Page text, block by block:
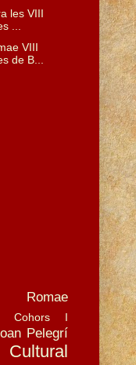
les VIII
...
VIII
de B...
Romae
Cohors I
Pelegrí